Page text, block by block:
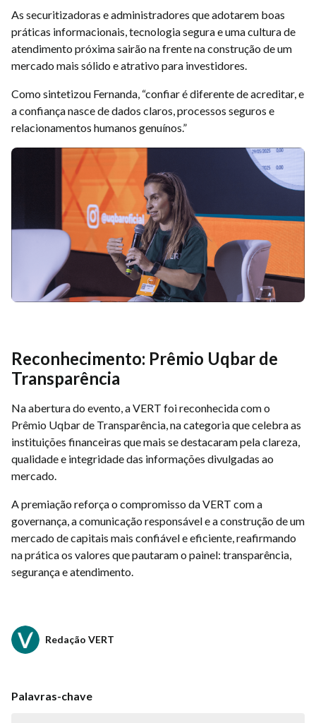
As securitizadoras e administradores que adotarem boas
práticas informacionais, tecnologia segura e uma cultura de
atendimento próxima sairão na frente na construção de um
mercado mais sólido e atrativo para investidores.
Como sintetizou Fernanda, “confiar é diferente de acreditar, e
a confiança nasce de dados claros, processos seguros e
relacionamentos humanos genuínos.”
Reconhecimento: Prêmio Uqbar de
Transparência
Na abertura do evento, a VERT foi reconhecida com o
Prêmio Uqbar de Transparência, na categoria que celebra as
instituições financeiras que mais se destacaram pela clareza,
qualidade e integridade das informações divulgadas ao
mercado.
A premiação reforça o compromisso da VERT com a
governança, a comunicação responsável e a construção de um
mercado de capitais mais confiável e eficiente, reafirmando
na prática os valores que pautaram o painel: transparência,
segurança e atendimento.
Redação VERT
Palavras-chave